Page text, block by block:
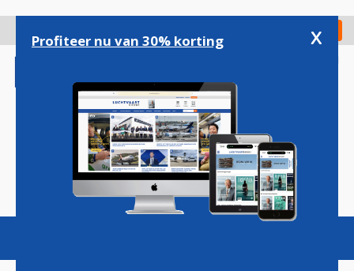
gaan
Check in
Magazine Podcasts Vacatures
Profiteer nu van 30% korting x